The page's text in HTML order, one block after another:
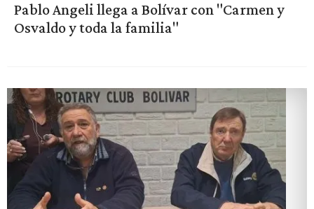
Pablo Angeli llega a Bolívar con "Carmen y
Osvaldo y toda la familia"